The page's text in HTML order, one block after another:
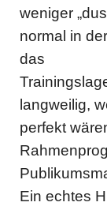
weniger
normal in
das
langweilig,
perfekt
Ein echtes